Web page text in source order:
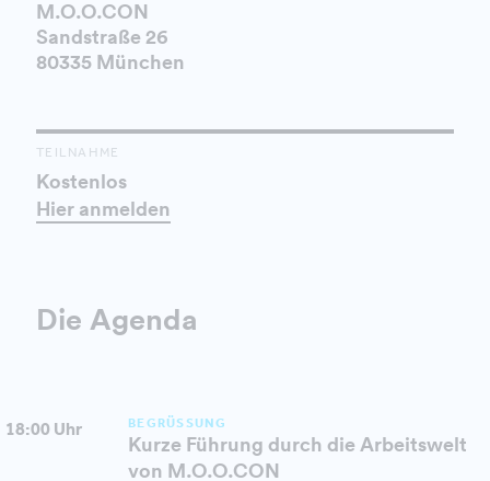
M.O.O.CON
Sandstraße 26
80335 München
TEILNAHME
Kostenlos
Hier anmelden
Die Agenda
18:00 Uhr BEGRÜSSUNG
Kurze Führung durch die Arbeitswelt
von M.O.O.CON